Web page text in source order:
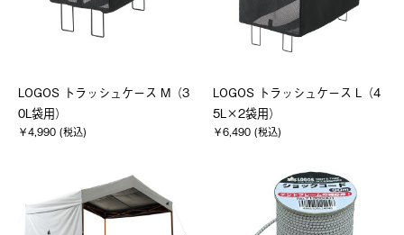
LOGOS トラッシュケース M（3
0L袋用）
￥4,990 (税込)
LOGOS トラッシュケース L（4
5L×2袋用）
￥6,490 (税込)